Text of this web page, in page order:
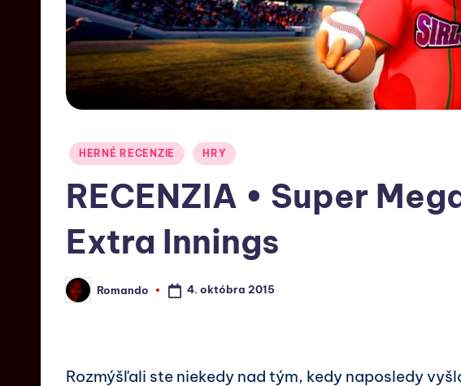
HERNÉ RECENZIE HRY
RECENZIA • Super
Extra Innings
Romando 4. októbra 2015
Rozmýšľali ste niekedy nad tým, kedy naposledy